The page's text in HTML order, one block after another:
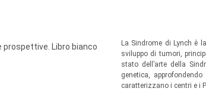
prospettive. Libro bianco
La Sindrome di Lynch è
sviluppo di tumori,
stato dell’arte della
genetica,
caratterizzano i centri e i